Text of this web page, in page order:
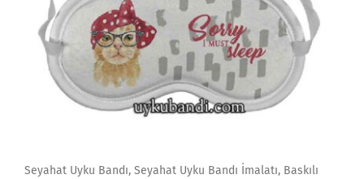
Seyahat Uyku Bandı, Seyahat Uyku Bandı İmalatı, Baskılı